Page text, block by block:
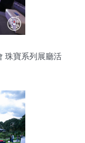
珠寶系列展廳活